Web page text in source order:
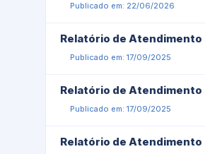
Publicado em: 22/06/2026
Relatório de Atendimento
Publicado em: 17/09/2025
Relatório de Atendimento
Publicado em: 17/09/2025
Relatório de Atendimento